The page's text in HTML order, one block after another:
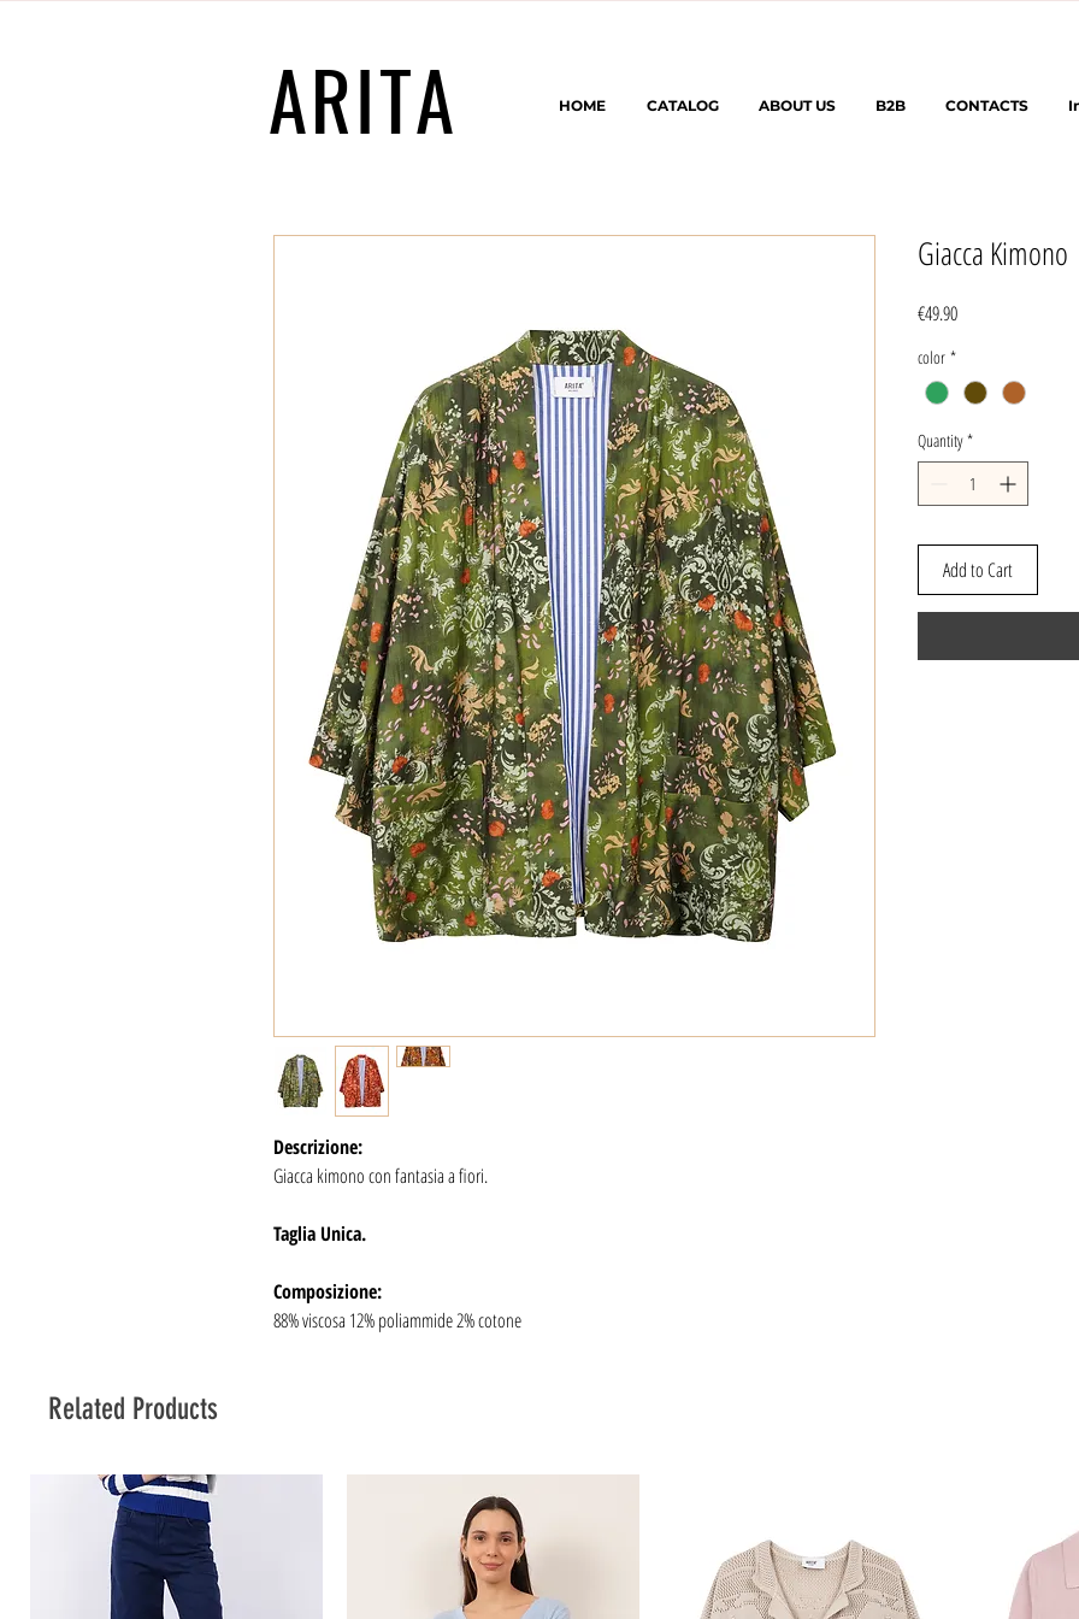
ARITA HOME CATALOG ABOUT US B2B CONTACTS
Descrizione:
Giacca kimono con fantasia a fiori.
Taglia Unica.
Composizione:
88% viscosa 12% poliammide 2% cotone
Giacca Kimono
€49.90Price
color *
Quantity *
Add to Cart
Related Products